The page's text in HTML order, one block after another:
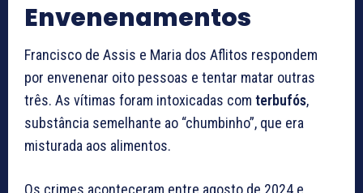
Envenenamentos
Francisco de Assis e Maria dos Aflitos respondem
por envenenar oito pessoas e tentar matar outras
três. As vítimas foram intoxicadas com terbufós,
substância semelhante ao “chumbinho”, que era
misturada aos alimentos.
Os crimes aconteceram entre agosto de 2024 e